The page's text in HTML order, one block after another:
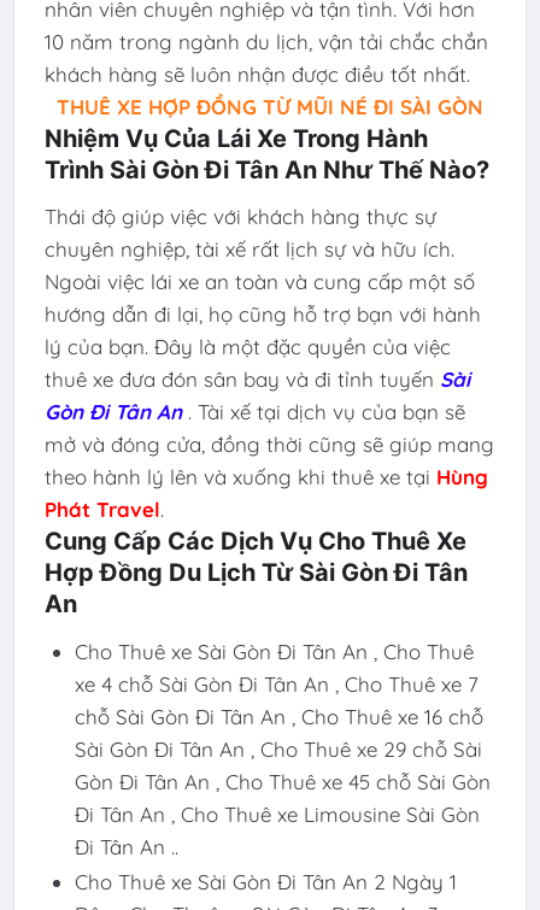
nhân viên chuyên nghiệp và tận tình. Với hơn
10 năm trong ngành du lịch, vận tải chắc chắn
khách hàng sẽ luôn nhận được điều tốt nhất.
THUÊ XE HỢP ĐỒNG TỪ MŨI NÉ ĐI SÀI GÒN
Nhiệm Vụ Của Lái Xe Trong Hành
Trình Sài Gòn Đi Tân An Như Thế Nào?
Thái độ giúp việc với khách hàng thực sự
chuyên nghiệp, tài xế rất lịch sự và hữu ích.
Ngoài việc lái xe an toàn và cung cấp một số
hướng dẫn đi lại, họ cũng hỗ trợ bạn với hành
lý của bạn. Đây là một đặc quyền của việc
thuê xe đưa đón sân bay và đi tỉnh tuyến Sài
Gòn Đi Tân An . Tài xế tại dịch vụ của bạn sẽ
mở và đóng cửa, đồng thời cũng sẽ giúp mang
theo hành lý lên và xuống khi thuê xe tại Hùng
Phát Travel.
Cung Cấp Các Dịch Vụ Cho Thuê Xe
Hợp Đồng Du Lịch Từ Sài Gòn Đi Tân
An
Cho Thuê xe Sài Gòn Đi Tân An , Cho Thuê
xe 4 chỗ Sài Gòn Đi Tân An , Cho Thuê xe 7
chỗ Sài Gòn Đi Tân An , Cho Thuê xe 16 chỗ
Sài Gòn Đi Tân An , Cho Thuê xe 29 chỗ Sài
Gòn Đi Tân An , Cho Thuê xe 45 chỗ Sài Gòn
Đi Tân An , Cho Thuê xe Limousine Sài Gòn
Đi Tân An ..
Cho Thuê xe Sài Gòn Đi Tân An 2 Ngày 1